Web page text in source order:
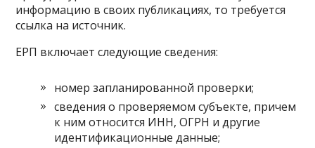
информацию в своих публикациях, то требуется
ссылка на источник.
ЕРП включает следующие сведения:
номер запланированной проверки;
сведения о проверяемом субъекте, причем
к ним относится ИНН, ОГРН и другие
идентификационные данные;